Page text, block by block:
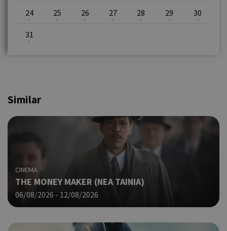
24 25 26 27 28 29 30
31
Similar
CINEMA
THE MONEY MAKER (ΝΕΑ ΤΑΙΝΙΑ)
06/08/2026 - 12/08/2026